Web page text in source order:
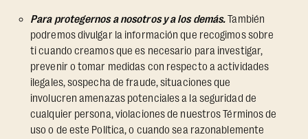
Para protegernos a nosotros y a los demás.También
podremos divulgar la información que recogimos sobre
ti cuando creamos que es necesario para investigar,
prevenir o tomar medidas con respecto a actividades
ilegales, sospecha de fraude, situaciones que
involucren amenazas potenciales a la seguridad de
cualquier persona, violaciones de nuestros Términos de
uso o de este Política, o cuando sea razonablemente